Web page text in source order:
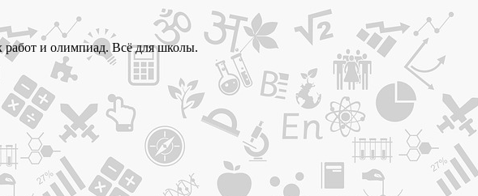
и олимпиад. Всё для школы.